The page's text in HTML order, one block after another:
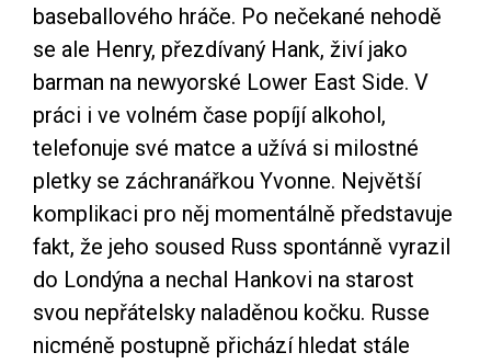
baseballového hráče. Po nečekané nehodě
se ale Henry, přezdívaný Hank, živí jako
barman na newyorské Lower East Side. V
práci i ve volném čase popíjí alkohol,
telefonuje své matce a užívá si milostné
pletky se záchranářkou Yvonne. Největší
komplikaci pro něj momentálně představuje
fakt, že jeho soused Russ spontánně vyrazil
do Londýna a nechal Hankovi na starost
svou nepřátelsky naladěnou kočku. Russe
nicméně postupně přichází hledat stále